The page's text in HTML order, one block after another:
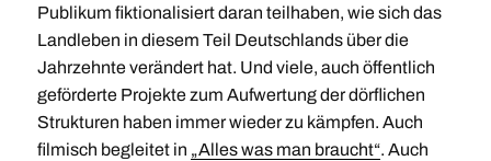
Publikum fiktionalisiert daran teilhaben, wie sich das
Landleben in diesem Teil Deutschlands über die
Jahrzehnte verändert hat. Und viele, auch öffentlich
geförderte Projekte zum Aufwertung der dörflichen
Strukturen haben immer wieder zu kämpfen. Auch
filmisch begleitet in „Alles was man braucht“. Auch